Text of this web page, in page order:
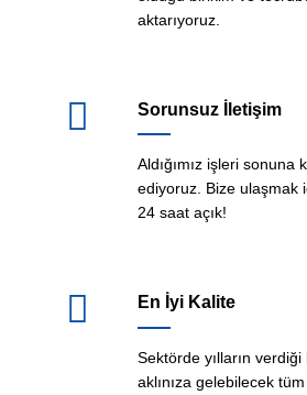
aktarıyoruz.
Sorunsuz İletişim
Aldığımız işleri sonuna
ediyoruz. Bize ulaşmak
24 saat açık!
En İyi Kalite
Sektörde yılların
aklınıza gelebilecek